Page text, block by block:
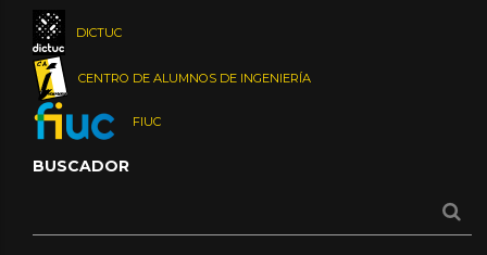
DICTUC
CENTRO DE ALUMNOS DE INGENIERÍA
FIUC
BUSCADOR